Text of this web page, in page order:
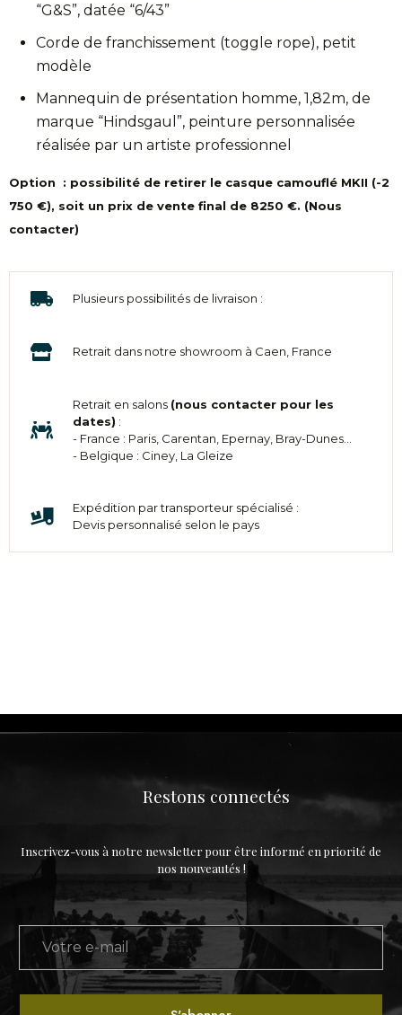
“G&S”, datée “6/43”
Corde de franchissement (toggle rope), petit
modèle
Mannequin de présentation homme, 1,82m, de
marque “Hindsgaul”, peinture personnalisée
réalisée par un artiste professionnel
Option : possibilité de retirer le casque camouflé MKII (-2
750 €), soit un prix de vente final de 8250 €. (Nous
contacter)
Plusieurs possibilités de livraison :
Retrait dans notre showroom à Caen, France
Retrait en salons (nous contacter pour les
dates) :
- France : Paris, Carentan, Epernay, Bray-Dunes...
- Belgique : Ciney, La Gleize
Expédition par transporteur spécialisé :
Devis personnalisé selon le pays
Restons connectés
Inscrivez-vous à notre newsletter pour être informé en priorité de
nos nouveautés !